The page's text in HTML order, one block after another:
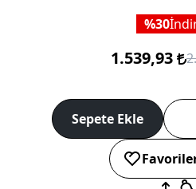
30
1.539,93
Sepete Ekle